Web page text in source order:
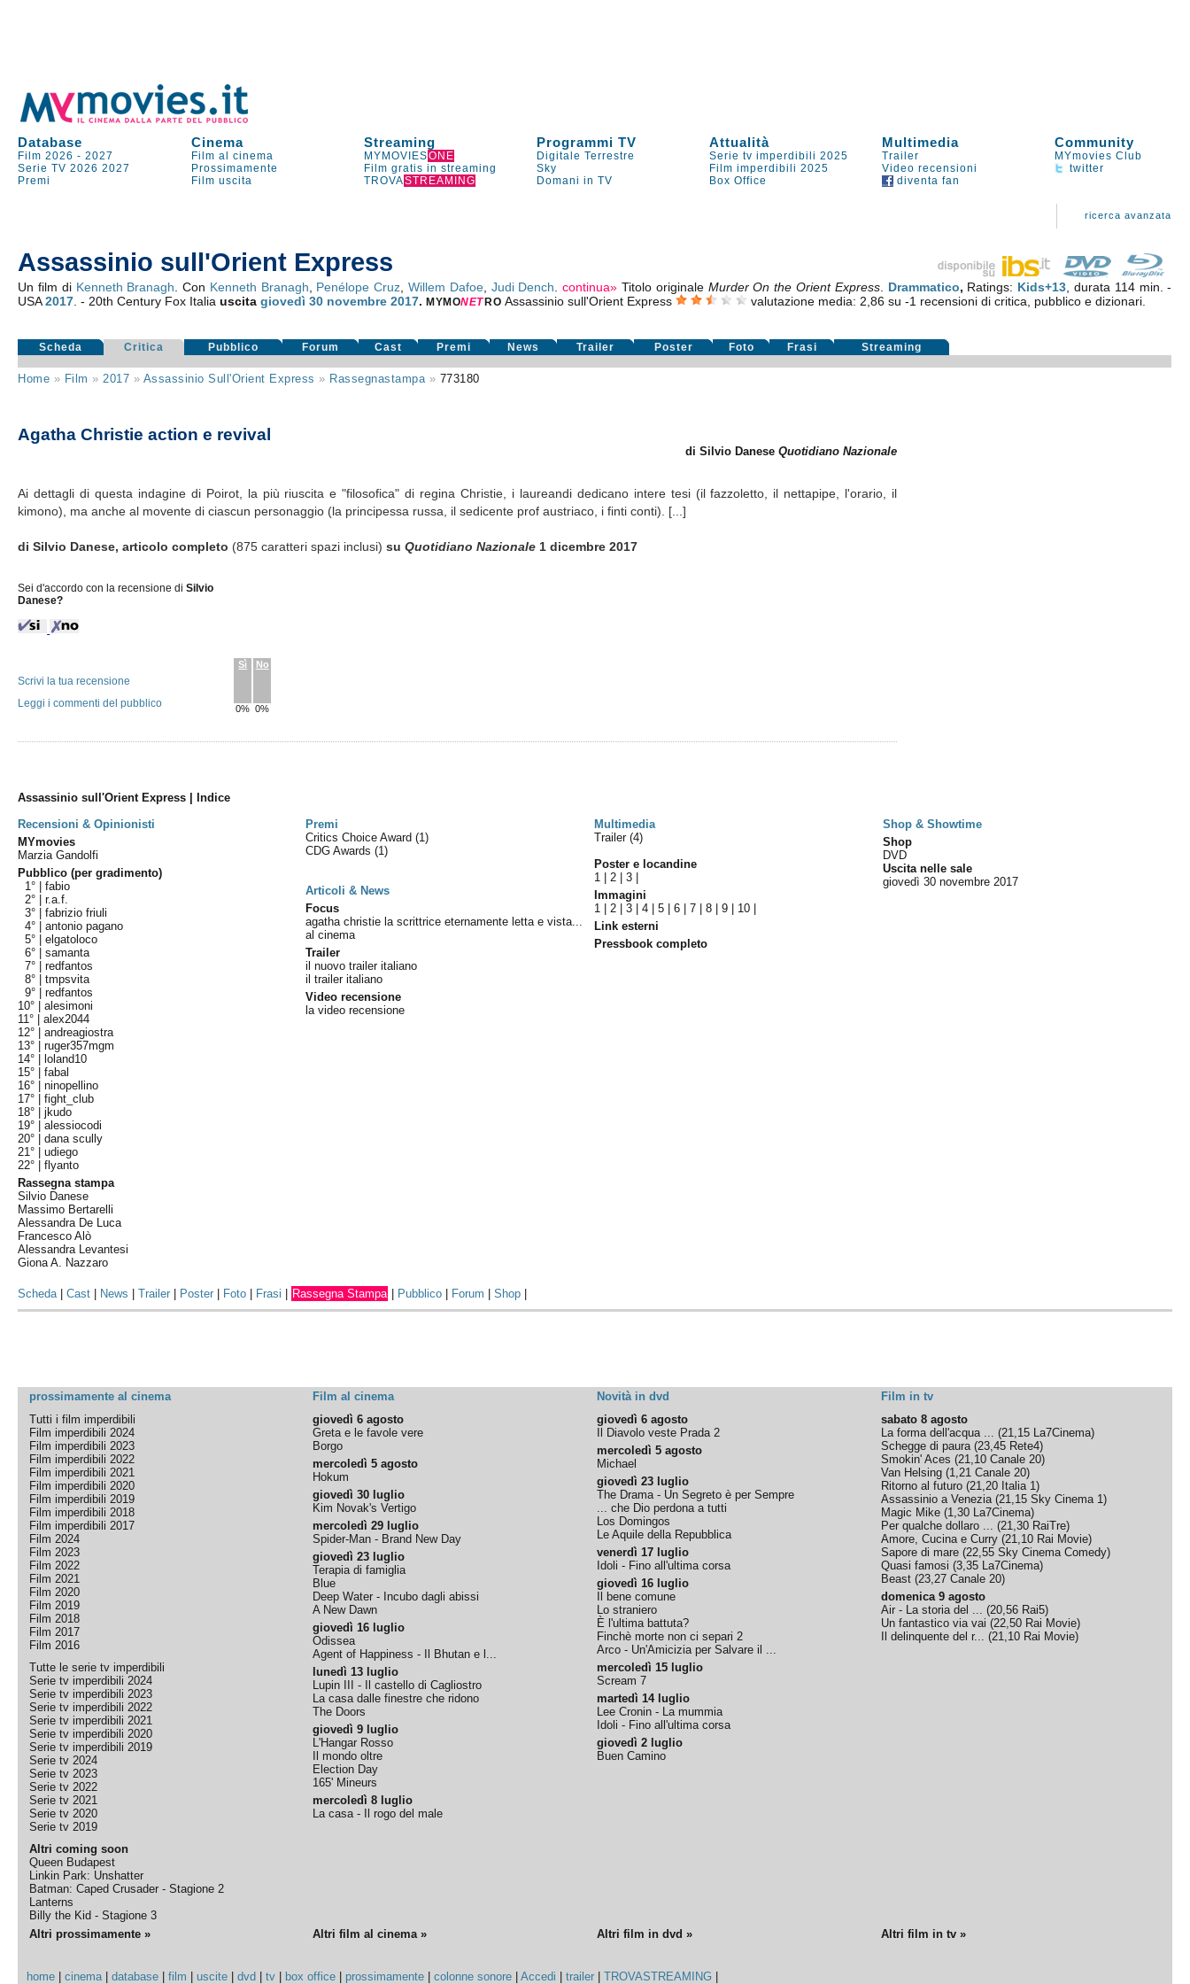
Database Cinema Streaming Programmi TV Attualità Multimedia Community
Film 2026 -2027 Film al cinema MYMOVIESONE Digitale Terrestre Serie tv imperdibili 2025 Trailer
MYmovies Club
Serie TV 2026 2027 Prossimamente Film gratis in streaming Sky Film imperdibili 2025 Video recensioni
twitter
Premi
Film uscita TROVASTREAMING Domani in TV Box Office diventa fan
ricerca avanzata
Assassinio sull'Orient Express
Un film di Kenneth Branagh . Con Kenneth Branagh Penélope Cruz ,Willem Dafoe, Judi Dench .continua» Titolo originale Murder On the Orient Express. Drammatico, Ratings: Kids+13 , durata 114 min. -
USA2017 . - 20th Century Fox Italiauscitagiovedì 30 novembre 2017.MYMONET RO Assassinio sull'Orient Express valutazione media: 2,86 su -1 recensioni di critica, pubblico e dizionari.
Scheda Critica Pubblico Forum Cast Premi News Trailer Poster Foto Frasi Streaming
Home » Film » 2017 » Assassinio Sull'Orient Express » Rassegnastampa» 773180
Agatha Christie action e revival
di Silvio DaneseQuotidiano Nazionale
Ai dettagli di questa indagine di Poirot, la più riuscita e "filosofica" di regina Christie, i laureandi dedicano intere tesi (il fazzoletto, il nettapipe, l'orario, il
kimono), ma anche al movente di ciascun personaggio (la principessa russa, il sedicente prof austriaco, i finti conti). [...]
di Silvio Danese, articolo completo (875 caratteri spazi inclusi)suQuotidiano Nazionale 1 dicembre 2017
Sei d'accordo con la recensione diSilvio
Danese?
Sì
0%
No
0%
Scrivi la tua recensione
Leggi i commenti del pubblico
Assassinio sull'Orient Express | Indice
Recensioni & Opinionisti
Premi Multimedia
Shop & Showtime
MYmovies
Marzia Gandolfi
Pubblico (per gradimento)
1° |fabio
2° |r.a.f.
3° |fabrizio friuli
4° |antonio pagano
5° |elgatoloco
6° |samanta
7° |redfantos
8° |tmpsvita
9° |redfantos
10° |alesimoni
11° |alex2044
12° |andreagiostra
13° |ruger357mgm
14° |
loland10
15° |fabal
16° |ninopellino
17° |fight_club
18° |jkudo
19° |alessiocodi
20° |dana scully
21° |udiego
22° |flyanto
Rassegna stampa
Silvio Danese
Massimo Bertarelli
Alessandra De Luca
Francesco Alò
Alessandra Levantesi
Giona A. Nazzaro
Critics Choice Award(1)
CDG Awards(1)
Articoli & News
Focus
agatha christie la scrittrice eternamente letta e vista...
al cinema
Trailer
il nuovo trailer italiano
il trailer italiano
Video recensione
la video recensione
Trailer (4)
Poster e locandine
1 |2 |3
Immagini
1 |2 |3 |4 |5 |6 |7 |8 |9 10
Link esterni
Pressbook completo
Shop
DVD
Uscita nelle sale
giovedì 30 novembre 2017
Scheda|Cast News |Trailer Poster Foto Frasi Rassegna Stampa Pubblico Forum |Shop
prossimamente al cinema Film al cinema Novità in dvd
Film in tv
Tutti i film imperdibili
Film imperdibili 2024
Film imperdibili 2023
Film imperdibili 2022
Film imperdibili 2021
Film imperdibili 2020
Film imperdibili 2019
Film imperdibili 2018
Film imperdibili 2017
Film 2024
Film 2023
Film 2022
Film 2021
Film 2020
Film 2019
Film 2018
Film 2017
Film 2016
Tutte le serie tv imperdibili
Serie tv imperdibili 2024
Serie tv imperdibili 2023
Serie tv imperdibili 2022
Serie tv imperdibili 2021
Serie tv imperdibili 2020
Serie tv imperdibili 2019
Serie tv 2024
Serie tv 2023
Serie tv 2022
Serie tv 2021
Serie tv 2020
Serie tv 2019
Altri coming soon
Queen Budapest
Linkin Park: Unshatter
Batman: Caped Crusader - Stagione 2
Lanterns
Billy the Kid - Stagione 3
giovedì 6 agosto
Greta e le favole vere
Borgo
mercoledì 5 agosto
Hokum
giovedì 30 luglio
Kim Novak's Vertigo
mercoledì 29 luglio
Spider-Man - Brand New Day
giovedì 23 luglio
Terapia di famiglia
Blue
Deep Water - Incubo dagli abissi
A New Dawn
giovedì 16 luglio
Odissea
Agent of Happiness - Il Bhutan e l...
lunedì 13 luglio
Lupin III - Il castello di Cagliostro
La casa dalle finestre che ridono
The Doors
giovedì 9 luglio
L'Hangar Rosso
Il mondo oltre
Election Day
165' Mineurs
mercoledì 8 luglio
La casa - Il rogo del male
giovedì 6 agosto
Il Diavolo veste Prada 2
mercoledì 5 agosto
Michael
giovedì 23 luglio
The Drama - Un Segreto è per Sempre
... che Dio perdona a tutti
Los Domingos
Le Aquile della Repubblica
venerdì 17 luglio
Idoli - Fino all'ultima corsa
giovedì 16 luglio
Il bene comune
Lo straniero
È l'ultima battuta?
Finchè morte non ci separi 2
Arco - Un'Amicizia per Salvare il ...
mercoledì 15 luglio
Scream 7
martedì 14 luglio
Lee Cronin - La mummia
Idoli - Fino all'ultima corsa
giovedì 2 luglio
Buen Camino
sabato 8 agosto
La forma dell'acqua ... (21,15 La7Cinema)
Schegge di paura(23,45 Rete4)
Smokin' Aces (21,10 Canale 20)
Van Helsing (1,21 Canale 20)
Ritorno al futuro (21,20 Italia 1)
Assassinio a Venezia(21,15 Sky Cinema 1)
Magic Mike (1,30 La7Cinema)
Per qualche dollaro ... (21,30 RaiTre)
Amore, Cucina e Curry (21,10 Rai Movie)
Sapore di mare (22,55 Sky Cinema Comedy)
Quasi famosi (3,35 La7Cinema)
Beast (23,27 Canale 20)
domenica 9 agosto
Air - La storia del ... (20,56 Rai5)
Un fantastico via vai (22,50 Rai Movie)
Il delinquente del r... (21,10 Rai Movie)
Altri prossimamente » Altri film al cinema » Altri film in dvd » Altri film in tv »
home |cinema|database |film |uscite |dvd |tv box office prossimamente |colonne sonore |Accedi |trailer |TROVASTREAMING